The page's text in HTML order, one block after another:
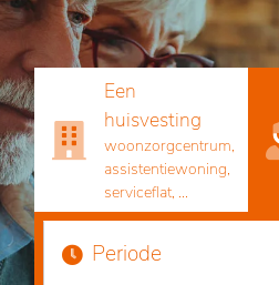
Een
huisvesting
woonzorgcentrum,
assistentiewoning,
serviceflat, ...
Periode